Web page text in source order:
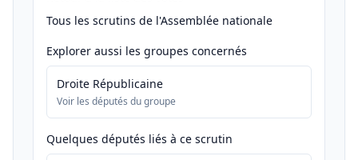
Tous les scrutins de l'Assemblée nationale
Explorer aussi les groupes concernés
Droite Républicaine
Voir les députés du groupe
Quelques députés liés à ce scrutin